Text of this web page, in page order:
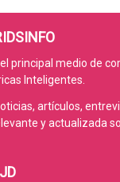
el principal medio de
Inteligentes.
artículos,
y actualizada